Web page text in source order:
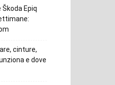
Škoda Epiq
cinture,
e dove